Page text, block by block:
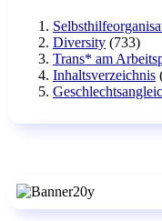
Diversity (733)
Trans* am
Inhaltsverzeichnis